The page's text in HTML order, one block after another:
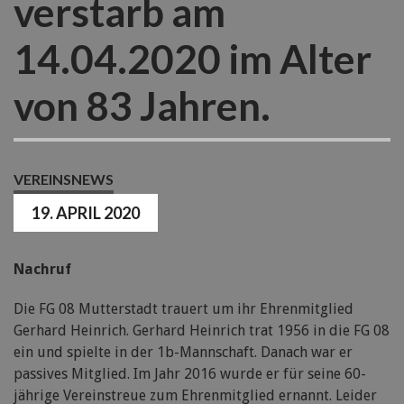
verstarb am
14.04.2020 im Alter
von 83 Jahren.
VEREINSNEWS
19. APRIL 2020
Nachruf
Die FG 08 Mutterstadt trauert um ihr Ehrenmitglied
Gerhard Heinrich. Gerhard Heinrich trat 1956 in die FG 08
ein und spielte in der 1b-Mannschaft. Danach war er
passives Mitglied. Im Jahr 2016 wurde er für seine 60-
jährige Vereinstreue zum Ehrenmitglied ernannt. Leider